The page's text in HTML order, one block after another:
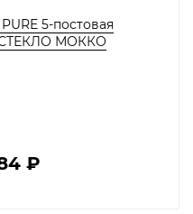
5-постовая
МОККО
₽